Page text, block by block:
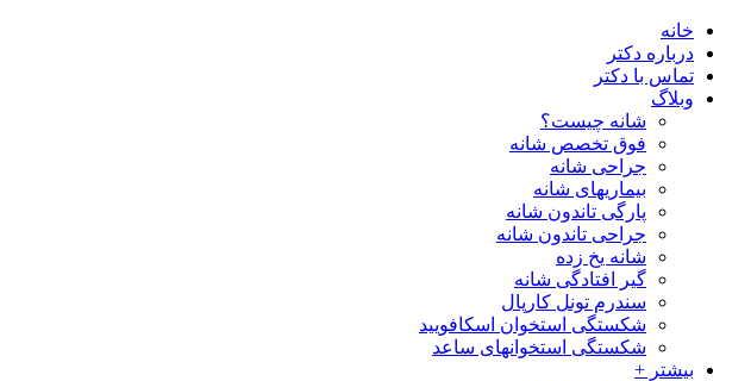
پرش
محتوا
خانه
درباره دکتر
تماس با دکتر
وبلاگ
شانه چیست؟
فوق تخصص شانه
جراحی شانه
بیماریهای شانه
پارگی تاندون شانه
جراحی تاندون شانه
شانه یخ زده
گیر افتادگی شانه
سندرم تونل كارپال
شکستگی استخوان اسکافویید
شکستگی استخوانهای ساعد
بیشتر +